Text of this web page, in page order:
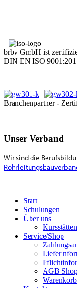
brbv GmbH ist
DIN EN ISO
Branchenpartner -
Unser Verband
Wir sind die
Start
Schulungen
Über uns
Kursstätten
Service/Shop
AGB Shop